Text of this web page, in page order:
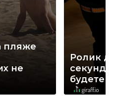
пляже
не
Ролик
секунд,
будете